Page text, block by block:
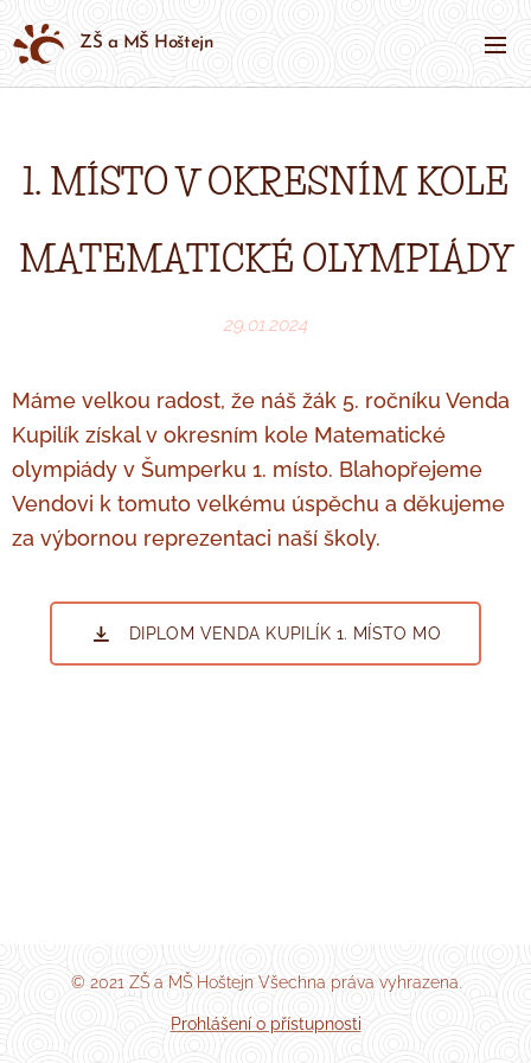
ZŠ a MŠ Hoštejn
1. MÍSTO V OKRESNÍM KOLE
MATEMATICKÉ OLYMPIÁDY
29.01.2024
Máme velkou radost, že náš žák 5. ročníku Venda
Kupilík získal v okresním kole Matematické
olympiády v Šumperku 1. místo. Blahopřejeme
Vendovi k tomuto velkému úspěchu a děkujeme
za výbornou reprezentaci naší školy.
DIPLOM VENDA KUPILÍK 1. MÍSTO MO
© 2021 ZŠ a MŠ Hoštejn Všechna práva vyhrazena.
Prohlášení o přístupnosti